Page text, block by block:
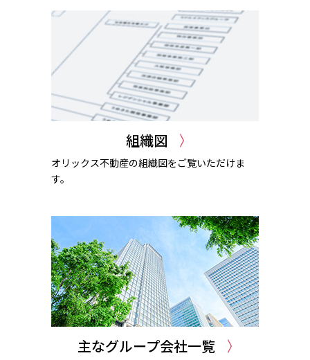
組織図
オリックス不動産の組織図をご覧いただけま
す。
主なグループ会社一覧